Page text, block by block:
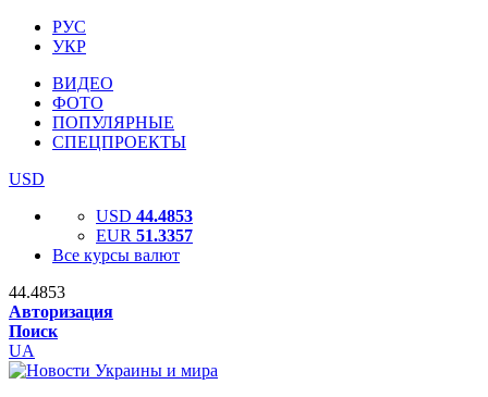
РУС
УКР
ВИДЕО
ФОТО
ПОПУЛЯРНЫЕ
СПЕЦПРОЕКТЫ
USD
USD 44.4853
EUR 51.3357
Все курсы валют
44.4853
Авторизация
Поиск
UA